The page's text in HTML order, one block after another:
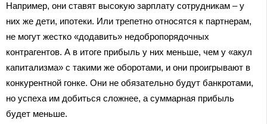
Например, они ставят высокую зарплату сотрудникам – у
них же дети, ипотеки. Или трепетно относятся к партнерам,
не могут жестко «додавить» недобропорядочных
контрагентов. А в итоге прибыль у них меньше, чем у «акул
капитализма» с такими же оборотами, и они проигрывают в
конкурентной гонке. Они не обязательно будут банкротами,
но успеха им добиться сложнее, а суммарная прибыль
будет меньше.